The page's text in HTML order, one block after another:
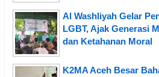
Al Washliyah Gelar
LGBT, Ajak Generasi
dan Ketahanan Moral
K2MA Aceh Besar